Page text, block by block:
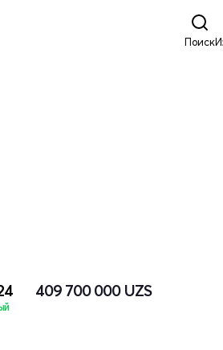
Поиск
409 700 000 UZS